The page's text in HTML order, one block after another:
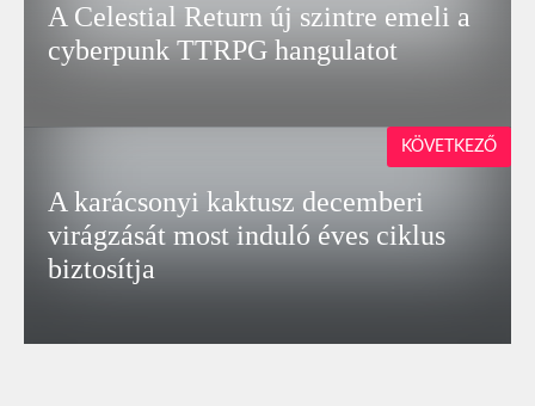
A Celestial Return új szintre emeli a
cyberpunk TTRPG hangulatot
A karácsonyi kaktusz decemberi
virágzását most induló éves ciklus
biztosítja
KÖVETKEZŐ